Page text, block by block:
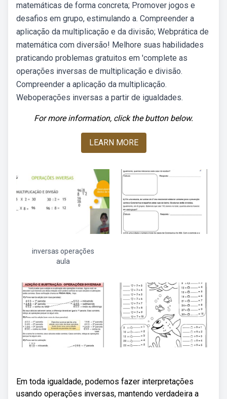
matemáticas de forma concreta; Promover jogos e
desafios em grupo, estimulando a. Compreender a
aplicação da multiplicação e da divisão; Webprática de
matemática com diversão! Melhore suas habilidades
praticando problemas gratuitos em 'complete as
operações inversas de multiplicação e divisão.
Compreender a aplicação da multiplicação.
Weboperações inversas a partir de igualdades.
For more information, click the button below.
LEARN MORE
inversas operações
aula
Em toda igualdade, podemos fazer interpretações
usando operações inversas, mantendo verdadeira a